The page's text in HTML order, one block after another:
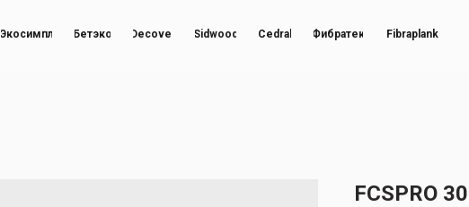
Бетэко Decover Sidwood Cedral Фибратек
Экосимпл Fibraplank
FCSPRO